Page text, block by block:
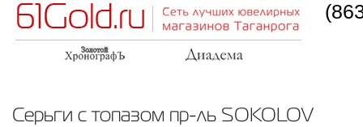
Серьги с топазом пр-ль SOKOLOV